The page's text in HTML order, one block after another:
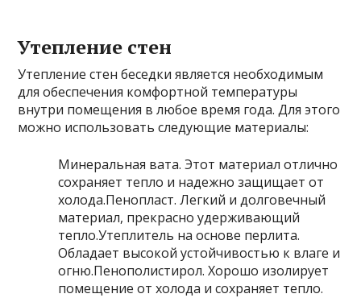
Утепление стен
Утепление стен беседки является необходимым
для обеспечения комфортной температуры
внутри помещения в любое время года. Для этого
можно использовать следующие материалы:
Минеральная вата. Этот материал отлично
сохраняет тепло и надежно защищает от
холода.Пенопласт. Легкий и долговечный
материал, прекрасно удерживающий
тепло.Утеплитель на основе перлита.
Обладает высокой устойчивостью к влаге и
огню.Пенополистирол. Хорошо изолирует
помещение от холода и сохраняет тепло.